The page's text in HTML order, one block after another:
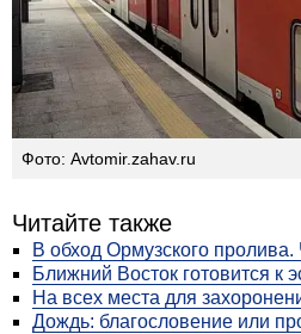
Фото: Avtomir.zahav.ru
Читайте также
В обход Ормузского
Ближний Восток готовится к
На всех места для
Дождь: благословение или